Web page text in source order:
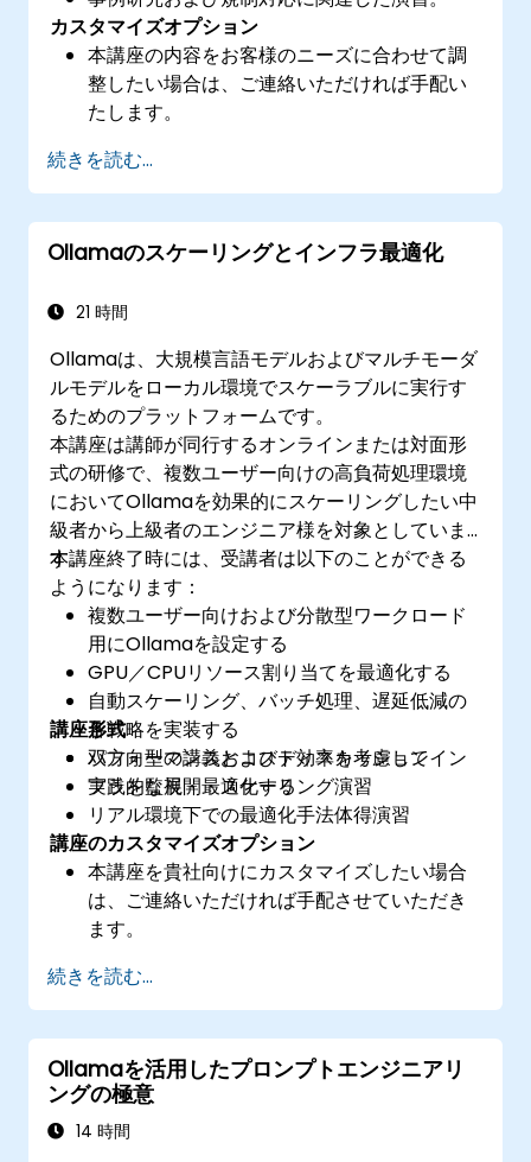
カスタマイズオプション
本講座の内容をお客様のニーズに合わせて調
整したい場合は、ご連絡いただければ手配い
たします。
続きを読む...
Ollamaのスケーリングとインフラ最適化
21 時間
Ollamaは、大規模言語モデルおよびマルチモーダ
ルモデルをローカル環境でスケーラブルに実行す
るためのプラットフォームです。
本講座は講師が同行するオンラインまたは対面形
式の研修で、複数ユーザー向けの高負荷処理環境
においてOllamaを効果的にスケーリングしたい中
級者から上級者のエンジニア様を対象としていま
す。
本講座終了時には、受講者は以下のことができる
ようになります：
複数ユーザー向けおよび分散型ワークロード
用にOllamaを設定する
GPU／CPUリソース割り当てを最適化する
自動スケーリング、バッチ処理、遅延低減の
各戦略を実装する
パフォーマンスとコスト効率を考慮してイン
フラを監視・最適化する
講座形式
双方向型の講義およびディスカッション
実践的な展開・スケーリング演習
リアル環境下での最適化手法体得演習
講座のカスタマイズオプション
本講座を貴社向けにカスタマイズしたい場合
は、ご連絡いただければ手配させていただき
ます。
続きを読む...
Ollamaを活用したプロンプトエンジニアリ
ングの極意
14 時間